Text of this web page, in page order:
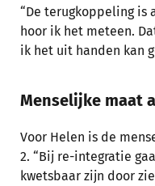
“De terugkoppeling
hoor ik het meteen.
ik het uit handen kan
Menselijke maat
Voor Helen is de
2. “Bij re-integratie
kwetsbaar zijn door